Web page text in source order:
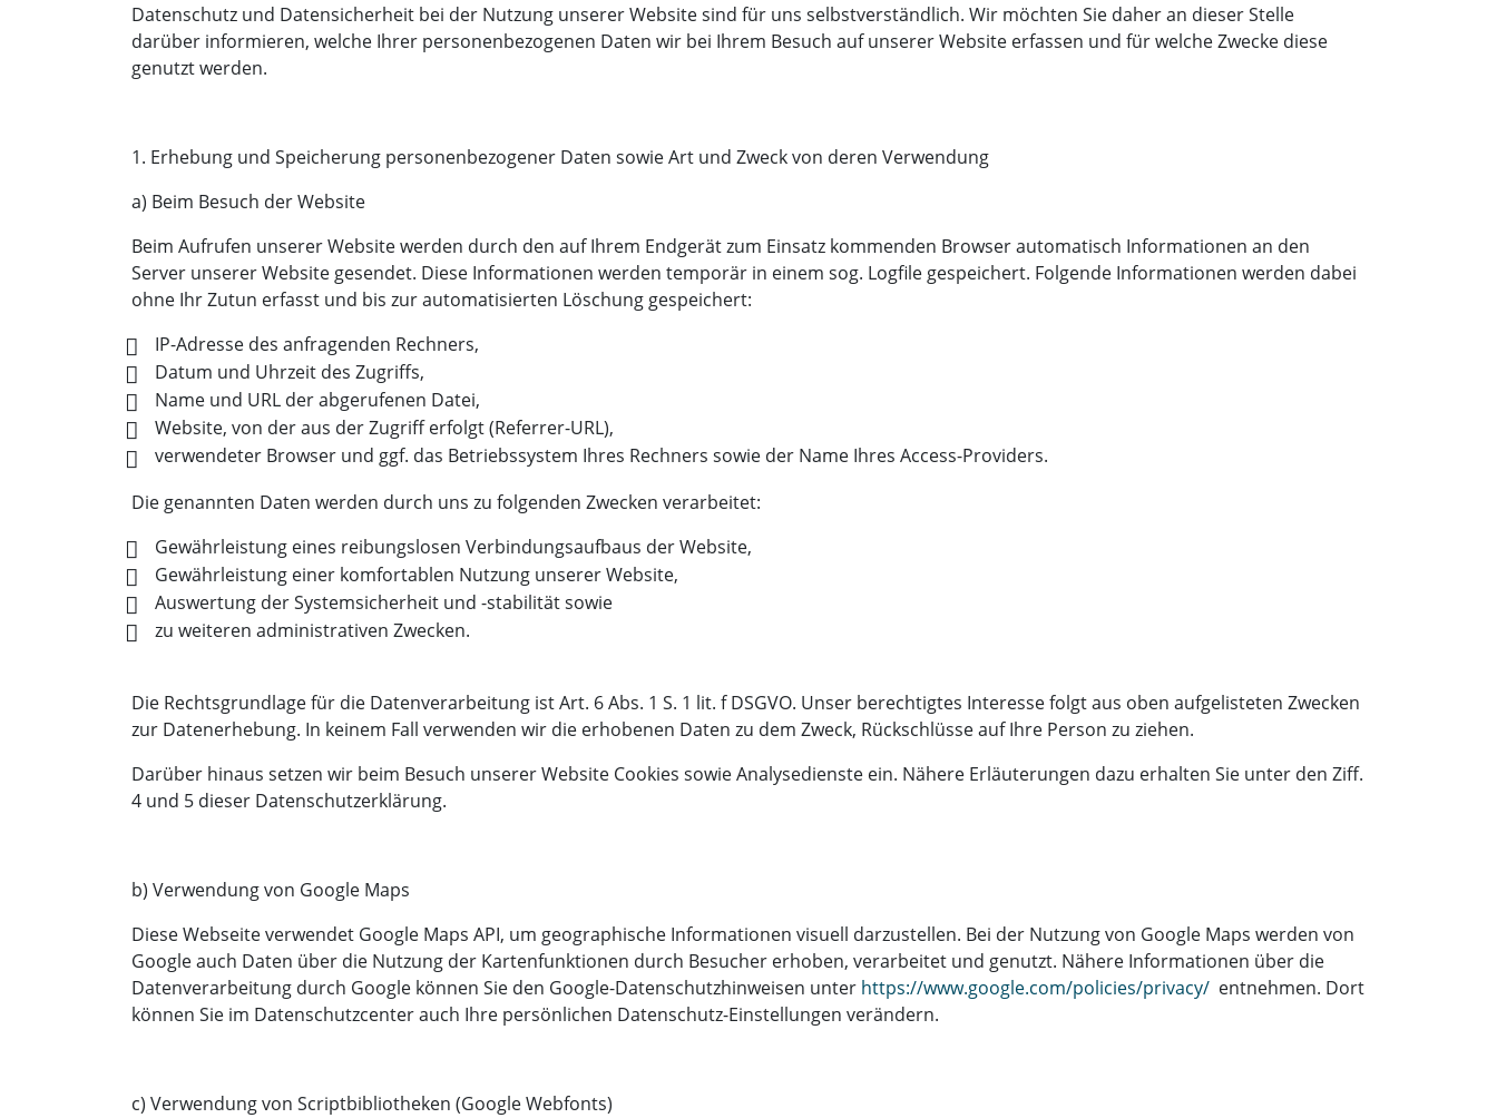
Datenschutz und Datensicherheit bei der Nutzung unserer Website sind für uns selbstverständlich. Wir möchten Sie daher an dieser Stelle
darüber informieren, welche Ihrer personenbezogenen Daten wir bei Ihrem Besuch auf unserer Website erfassen und für welche Zwecke diese
genutzt werden.
1. Erhebung und Speicherung personenbezogener Daten sowie Art und Zweck von deren Verwendung
a) Beim Besuch der Website
Beim Aufrufen unserer Website werden durch den auf Ihrem Endgerät zum Einsatz kommenden Browser automatisch Informationen an den
Server unserer Website gesendet. Diese Informationen werden temporär in einem sog. Logfile gespeichert. Folgende Informationen werden dabei
ohne Ihr Zutun erfasst und bis zur automatisierten Löschung gespeichert:
IP-Adresse des anfragenden Rechners,
Datum und Uhrzeit des Zugriffs,
Name und URL der abgerufenen Datei,
Website, von der aus der Zugriff erfolgt (Referrer-URL),
verwendeter Browser und ggf. das Betriebssystem Ihres Rechners sowie der Name Ihres Access-Providers.
Die genannten Daten werden durch uns zu folgenden Zwecken verarbeitet:
Gewährleistung eines reibungslosen Verbindungsaufbaus der Website,
Gewährleistung einer komfortablen Nutzung unserer Website,
Auswertung der Systemsicherheit und -stabilität sowie
zu weiteren administrativen Zwecken.
Die Rechtsgrundlage für die Datenverarbeitung ist Art. 6 Abs. 1 S. 1 lit. f DSGVO. Unser berechtigtes Interesse folgt aus oben aufgelisteten Zwecken
zur Datenerhebung. In keinem Fall verwenden wir die erhobenen Daten zu dem Zweck, Rückschlüsse auf Ihre Person zu ziehen.
Darüber hinaus setzen wir beim Besuch unserer Website Cookies sowie Analysedienste ein. Nähere Erläuterungen dazu erhalten Sie unter den Ziff.
4 und 5 dieser Datenschutzerklärung.
b) Verwendung von Google Maps
Diese Webseite verwendet Google Maps API, um geographische Informationen visuell darzustellen. Bei der Nutzung von Google Maps werden von
Google auch Daten über die Nutzung der Kartenfunktionen durch Besucher erhoben, verarbeitet und genutzt. Nähere Informationen über die
Datenverarbeitung durch Google können Sie den Google-Datenschutzhinweisen unter https://www.google.com/policies/privacy/ entnehmen. Dort
können Sie im Datenschutzcenter auch Ihre persönlichen Datenschutz-Einstellungen verändern.
c) Verwendung von Scriptbibliotheken (Google Webfonts)